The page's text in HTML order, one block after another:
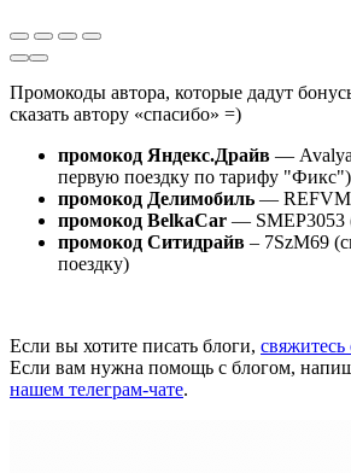
Промокоды автора, которые дадут
сказать автору «спасибо» =)
промокод Яндекс.Драйв —
первую поездку по тарифу "Фикс")
промокод Делимобиль —
промокод BelkaCar — SMEP3053
промокод Ситидрайв – 7SzM69
поездку)
Если вы хотите писать блоги,
Если вам нужна помощь с блогом,
нашем телеграм-чате.